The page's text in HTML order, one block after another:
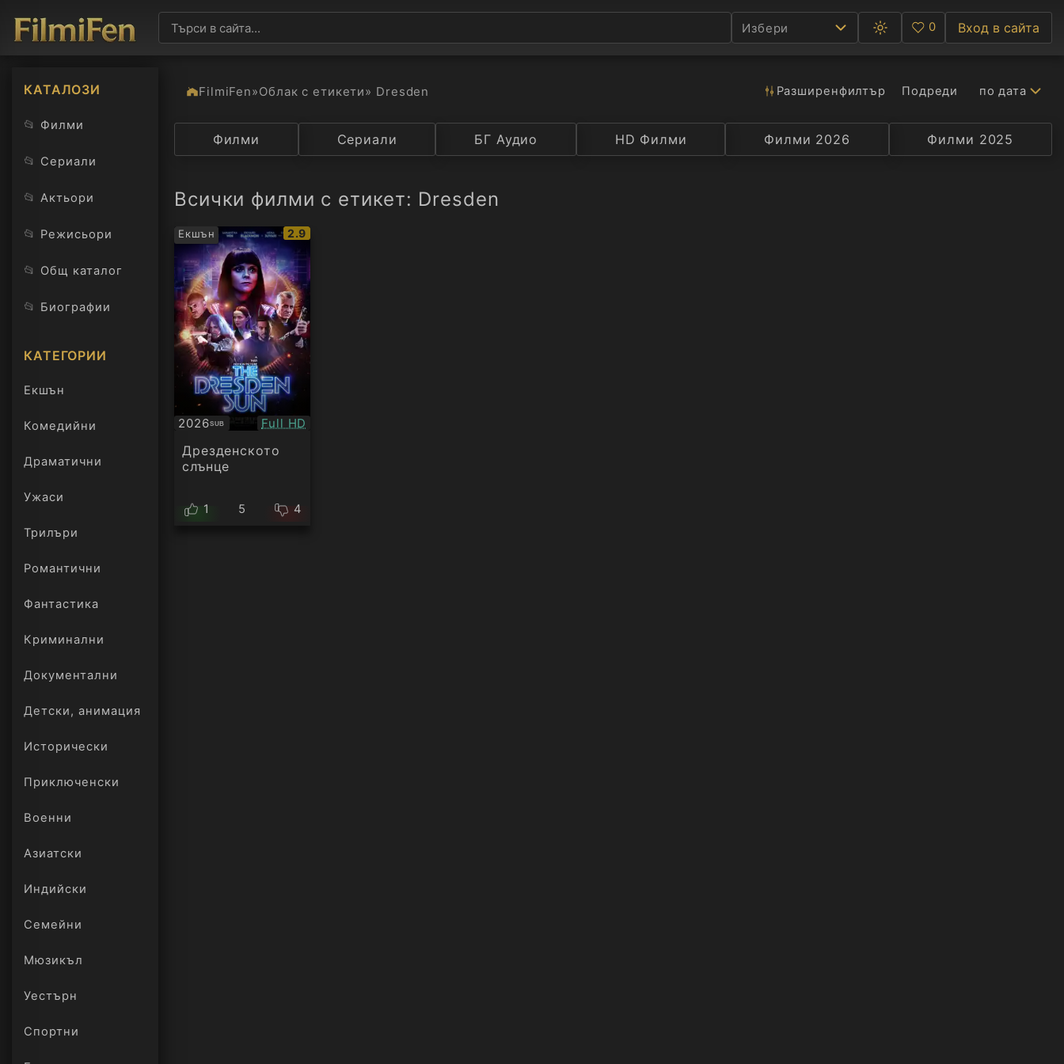
Избери
Превключване
между
светла
Любими
0 Вход в сайта
КАТАЛОЗИ
📂 Филми
📂 Сериали
📂 Актьори
📂 Режисьори
📂 Общ каталог
📂 Биографии
КАТЕГОРИИ
Екшън
Комедийни
Драматични
Ужаси
Трилъри
онлайн
Романтични
Фантастика
Криминални
Документални
Детски, анимация
Исторически
Приключенски
Военни
Азиатски
Индийски
Семейни
Мюзикъл
Уестърн
Спортни
FilmiFen»Облак с етикети» Dresden Разширенфилтър Подреди по дата
Категория Държава Рейтинг Селекция Превод Актьор
Филми Сериали БГ Аудио HD Филми Филми 2026 Филми 2025
Всички филми с етикет: Dresden
Екшън
IMDb
рейтинг:
2.9
2026SUB
Субтитри Качество:
Full HD
Дрезденското
слънце
1 5 4